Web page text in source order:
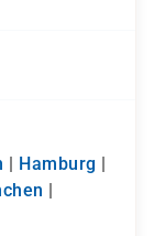
Hamburg